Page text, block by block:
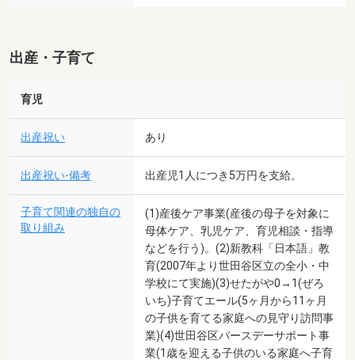
出産・子育て
育児
出産祝い あり
出産祝い-備考 出産児1人につき5万円を支給。
子育て関連の独自の
取り組み
(1)産後ケア事業(産後の母子を対象に
母体ケア、乳児ケア、育児相談・指導
などを行う)。(2)新教科「日本語」教
育(2007年より世田谷区立の全小・中
学校にて実施)(3)せたがや0→1(ぜろ
いち)子育てエール(5ヶ月から11ヶ月
の子供を育てる家庭への見守り訪問事
業)(4)世田谷区バースデーサポート事
業(1歳を迎える子供のいる家庭へ子育